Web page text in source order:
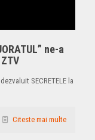
ne-a
SECRETELE la
Citeste mai multe